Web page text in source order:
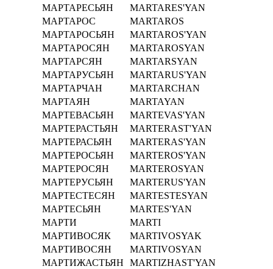
МАРТАРЕСЬЯН
MARTARES'YAN
МАРТАРОС
MARTAROS
МАРТАРОСЬЯН
MARTAROS'YAN
МАРТАРОСЯН
MARTAROSYAN
МАРТАРСЯН
MARTARSYAN
МАРТАРУСЬЯН
MARTARUS'YAN
МАРТАРЧАН
MARTARCHAN
МАРТАЯН
MARTAYAN
МАРТЕВАСЬЯН
MARTEVAS'YAN
МАРТЕРАСТЬЯН
MARTERAST'YAN
МАРТЕРАСЬЯН
MARTERAS'YAN
МАРТЕРОСЬЯН
MARTEROS'YAN
МАРТЕРОСЯН
MARTEROSYAN
МАРТЕРУСЬЯН
MARTERUS'YAN
МАРТЕСТЕСЯН
MARTESTESYAN
МАРТЕСЬЯН
MARTES'YAN
МАРТИ
MARTI
МАРТИВОСЯК
MARTIVOSYAK
МАРТИВОСЯН
MARTIVOSYAN
МАРТИЖАСТЬЯН
MARTIZHAST'YAN